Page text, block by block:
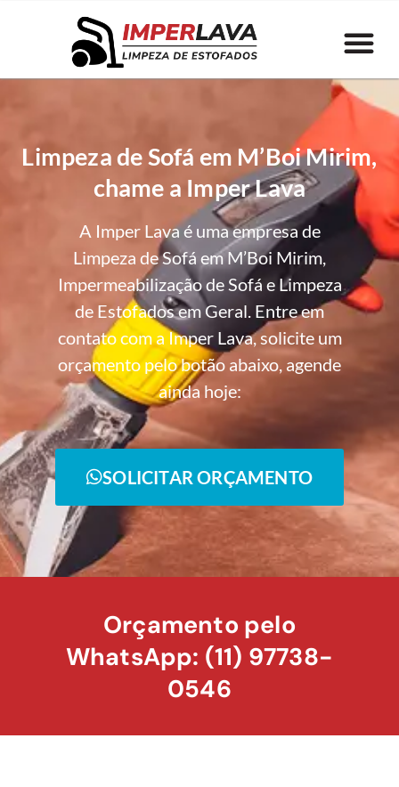
Limpeza de Sofá em M’Boi Mirim,
chame a Imper Lava
A Imper Lava é uma empresa de
Limpeza de Sofá em M’Boi Mirim,
Impermeabilização de Sofá e Limpeza
de Estofados em Geral. Entre em
contato com a Imper Lava, solicite um
orçamento pelo botão abaixo, agende
ainda hoje:
SOLICITAR ORÇAMENTO
Orçamento pelo
WhatsApp: (11) 97738-
0546